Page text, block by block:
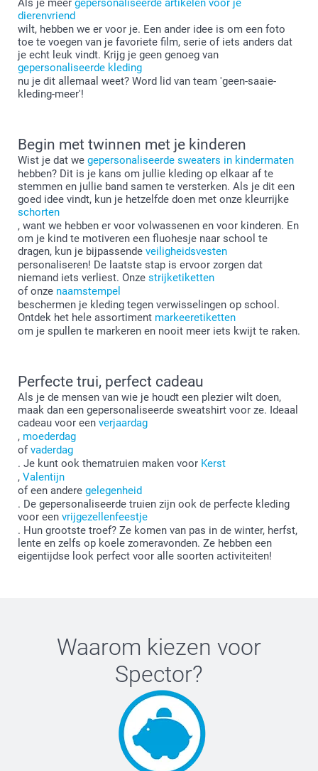
dierenvriend
wilt, hebben we er voor je. Een ander idee is om een foto
toe te voegen van je favoriete film, serie of iets anders dat
je echt leuk vindt. Krijg je geen genoeg van
gepersonaliseerde kleding
nu je dit allemaal weet? Word lid van team 'geen-saaie-
kleding-meer'!
Begin met twinnen met je kinderen
Wist je dat we gepersonaliseerde sweaters in kindermaten
hebben? Dit is je kans om jullie kleding op elkaar af te
stemmen en jullie band samen te versterken. Als je dit een
goed idee vindt, kun je hetzelfde doen met onze kleurrijke
schorten
, want we hebben er voor volwassenen en voor kinderen. En
om je kind te motiveren een fluohesje naar school te
dragen, kun je bijpassende veiligheidsvesten
personaliseren! De laatste stap is ervoor zorgen dat
niemand iets verliest. Onze strijketiketten
of onze naamstempel
beschermen je kleding tegen verwisselingen op school.
Ontdek het hele assortiment markeeretiketten
om je spullen te markeren en nooit meer iets kwijt te raken.
Perfecte trui, perfect cadeau
Als je de mensen van wie je houdt een plezier wilt doen,
maak dan een gepersonaliseerde sweatshirt voor ze. Ideaal
cadeau voor een verjaardag
, moederdag
ofvaderdag
. Je kunt ook thematruien maken voor Kerst
, Valentijn
of een andere gelegenheid
. De gepersonaliseerde truien zijn ook de perfecte kleding
voor een vrijgezellenfeestje
. Hun grootste troef? Ze komen van pas in de winter, herfst,
lente en zelfs op koele zomeravonden. Ze hebben een
eigentijdse look perfect voor alle soorten activiteiten!
Waarom kiezen voor
Spector?